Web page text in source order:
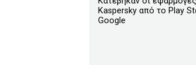
Kaspersky από το Play
Google